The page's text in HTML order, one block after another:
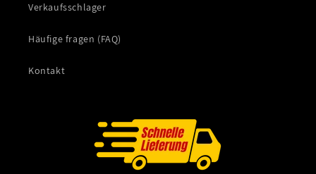
Verkaufsschlager
Häufige fragen (FAQ)
Kontakt